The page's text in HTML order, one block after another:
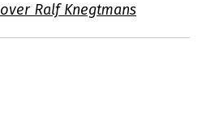
Ralf Knegtmans